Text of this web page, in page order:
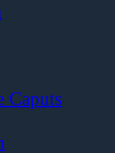
Caputs